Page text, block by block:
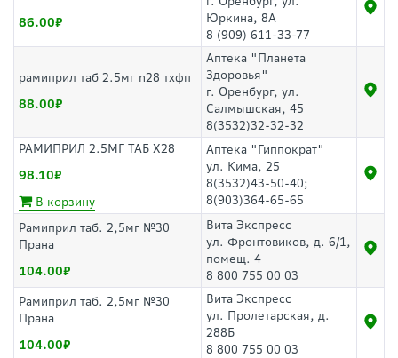
86.00
Юркина, 8А
8 (909) 611-33-77
рамиприл таб 2.5мг n28 тхфп
88.00
Аптека "Планета
Здоровья"
г. Оренбург, ул.
Салмышская, 45
8(3532)32-32-32
РАМИПРИЛ 2.5МГ ТАБ Х28
98.10
В корзину
Аптека "Гиппократ"
ул. Кима, 25
8(3532)43-50-40;
8(903)364-65-65
Рамиприл таб. 2,5мг №30
Прана
104.00
Вита Экспресс
ул. Фронтовиков, д. 6/1,
помещ. 4
8 800 755 00 03
Рамиприл таб. 2,5мг №30
Прана
104.00
Вита Экспресс
ул. Пролетарская, д.
288Б
8 800 755 00 03